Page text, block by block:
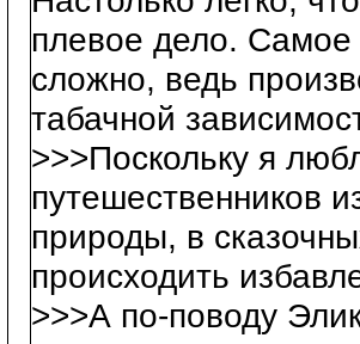
плевое дело. Самое
сложно, ведь
табачной
>>>Поскольку я
путешественников
природы, в
происходить
>>>А по-поводу